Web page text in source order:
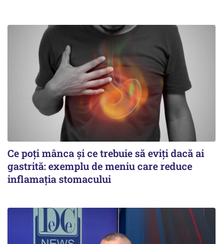
Ce poți mânca și ce trebuie să eviți dacă ai
gastrită: exemplu de meniu care reduce
inflamația stomacului